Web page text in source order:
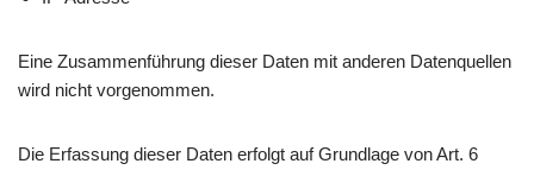
Eine Zusammenführung dieser Daten mit anderen Datenquellen
wird nicht vorgenommen.
Die Erfassung dieser Daten erfolgt auf Grundlage von Art. 6